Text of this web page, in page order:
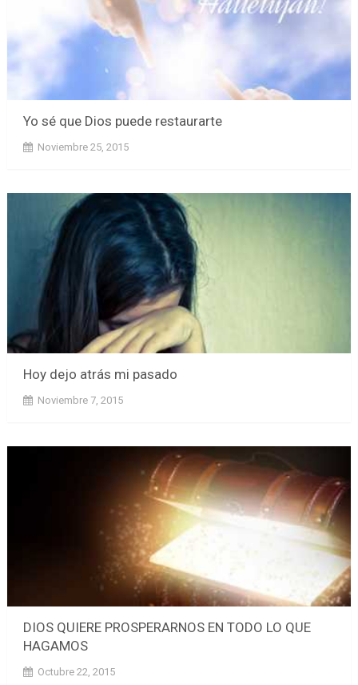
Yo sé que Dios puede restaurarte
Noviembre 25, 2015
Hoy dejo atrás mi pasado
Noviembre 7, 2015
DIOS QUIERE PROSPERARNOS EN TODO LO QUE
HAGAMOS
Octubre 22, 2015